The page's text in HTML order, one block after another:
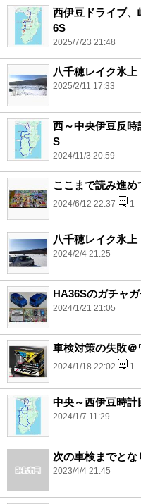
西伊豆ドライブ
6S
2025/7/23 21:48
八千穂レイク氷
2025/2/11 17:33
西～中央伊豆反
S
2024/11/3 20:59
ここまで読み進
2024/6/12 22:37 1
八千穂レイク氷
2024/2/4 21:25
HA36Sのガチャガ
2024/1/21 21:05
車検対策の失敗
2024/1/18 22:02 1
中央～西伊豆時
2024/1/7 11:29
次の車検までと
2023/4/4 21:45